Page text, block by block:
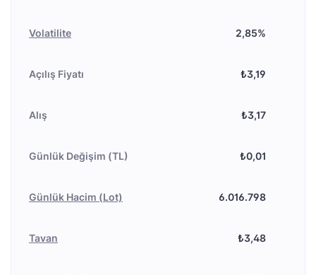
Volatilite 2,85%
Açılış Fiyatı ₺3,19
Alış ₺3,17
Günlük Değişim (TL) ₺0,01
Günlük Hacim (Lot) 6.016.798
Tavan ₺3,48